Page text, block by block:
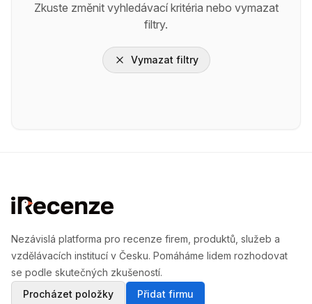
Zkuste změnit vyhledávací kritéria nebo vymazat
filtry.
Vymazat filtry
Nezávislá platforma pro recenze firem, produktů, služeb a
vzdělávacích institucí v Česku. Pomáháme lidem rozhodovat
se podle skutečných zkušeností.
Procházet položky
Přidat firmu